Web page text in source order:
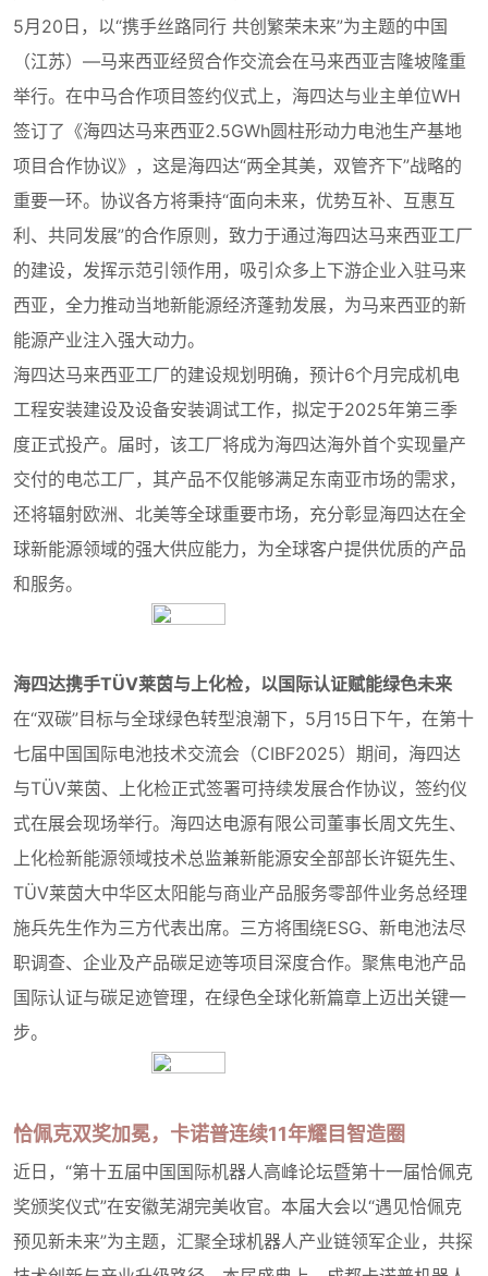
5月20日，以“携手丝路同行 共创繁荣未来”为主题的中国
（江苏）—马来西亚经贸合作交流会在马来西亚吉隆坡隆重
举行。在中马合作项目签约仪式上，海四达与业主单位WH
签订了《海四达马来西亚2.5GWh圆柱形动力电池生产基地
项目合作协议》，这是海四达“两全其美，双管齐下”战略的
重要一环。协议各方将秉持“面向未来，优势互补、互惠互
利、共同发展”的合作原则，致力于通过海四达马来西亚工厂
的建设，发挥示范引领作用，吸引众多上下游企业入驻马来
西亚，全力推动当地新能源经济蓬勃发展，为马来西亚的新
能源产业注入强大动力。
海四达马来西亚工厂的建设规划明确，预计6个月完成机电
工程安装建设及设备安装调试工作，拟定于2025年第三季
度正式投产。届时，该工厂将成为海四达海外首个实现量产
交付的电芯工厂，其产品不仅能够满足东南亚市场的需求，
还将辐射欧洲、北美等全球重要市场，充分彰显海四达在全
球新能源领域的强大供应能力，为全球客户提供优质的产品
和服务。
海四达携手TÜV莱茵与上化检，以国际认证赋能绿色未来
在“双碳”目标与全球绿色转型浪潮下，5月15日下午，在第十
七届中国国际电池技术交流会（CIBF2025）期间，海四达
与TÜV莱茵、上化检正式签署可持续发展合作协议，签约仪
式在展会现场举行。海四达电源有限公司董事长周文先生、
上化检新能源领域技术总监兼新能源安全部部长许铤先生、
TÜV莱茵大中华区太阳能与商业产品服务零部件业务总经理
施兵先生作为三方代表出席。三方将围绕ESG、新电池法尽
职调查、企业及产品碳足迹等项目深度合作。聚焦电池产品
国际认证与碳足迹管理，在绿色全球化新篇章上迈出关键一
步。
恰佩克双奖加冕，卡诺普连续11年耀目智造圈
近日，“第十五届中国国际机器人高峰论坛暨第十一届恰佩克
奖颁奖仪式”在安徽芜湖完美收官。本届大会以“遇见恰佩克
预见新未来”为主题，汇聚全球机器人产业链领军企业，共探